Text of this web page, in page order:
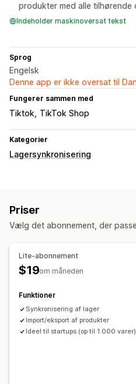
produkter med alle tilhørende
Indeholder maskinoversat tekst
Sprog
Engelsk
Denne app er ikke oversat til
Fungerer sammen med
Tiktok TikTok Shop
Kategorier
Lagersynkronisering
Stregkoder
Manuel
Masse Realtid
Ordreopdateringer
Priser
Vælg det abonnement, der
Lite-abonnement
$19om måneden
Funktioner
Synkronisering af lager
Import/eksport af produkter
Ideel til startups (op til 1.000 varer)